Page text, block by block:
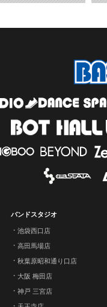
バンドスタジオ
池袋西口店
高田馬場店
秋葉原昭和通り口店
大阪 梅田店
神戸 三宮店